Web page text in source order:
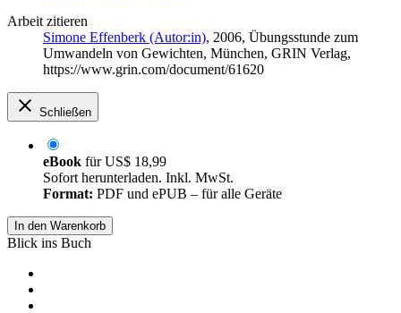
Arbeit zitieren
Simone Effenberk (Autor:in), 2006, Übungsstunde zum
Umwandeln von Gewichten, München, GRIN Verlag,
https://www.grin.com/document/61620
Schließen
eBook fürUS$ 18,99
Sofort herunterladen. Inkl. MwSt.
Format: PDF und ePUB – für alle Geräte
In den Warenkorb
Blick ins Buch